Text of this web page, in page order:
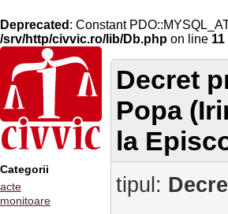
Deprecated : Constant
/srv/http/civvic.ro/lib/Db.php on line 11
Categorii
acte
monitoare
Decret
Popa
la
tipul: